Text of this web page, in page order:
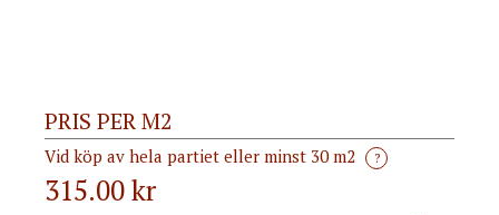
PRIS PER M2
Vid köp av hela partiet eller minst 30 m2 ?
315.00 kr